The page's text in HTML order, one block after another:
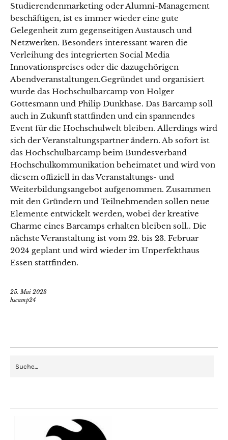
Studierendenmarketing oder Alumni-Management
beschäftigen, ist es immer wieder eine gute
Gelegenheit zum gegenseitigen Austausch und
Netzwerken. Besonders interessant waren die
Verleihung des integrierten Social Media
Innovationspreises oder die dazugehörigen
Abendveranstaltungen.Gegründet und organisiert
wurde das Hochschulbarcamp von Holger
Gottesmann und Philip Dunkhase. Das Barcamp soll
auch in Zukunft stattfinden und ein spannendes
Event für die Hochschulwelt bleiben. Allerdings wird
sich der Veranstaltungspartner ändern. Ab sofort ist
das Hochschulbarcamp beim Bundesverband
Hochschulkommunikation beheimatet und wird von
diesem offiziell in das Veranstaltungs- und
Weiterbildungsangebot aufgenommen. Zusammen
mit den Gründern und Teilnehmenden sollen neue
Elemente entwickelt werden, wobei der kreative
Charme eines Barcamps erhalten bleiben soll.. Die
nächste Veranstaltung ist vom 22. bis 23. Februar
2024 geplant und wird wieder im Unperfekthaus
Essen stattfinden.
25. Mai 2023
hscamp24